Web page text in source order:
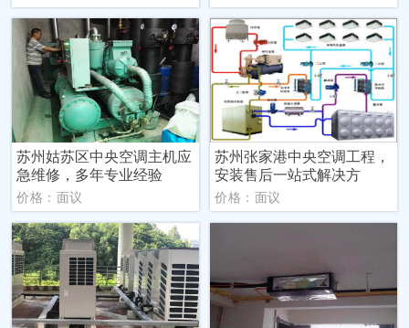
苏州姑苏区中央空调主机应
急维修，多年专业经验
价格：面议
苏州张家港中央空调工程，
安装售后一站式解决方
价格：面议